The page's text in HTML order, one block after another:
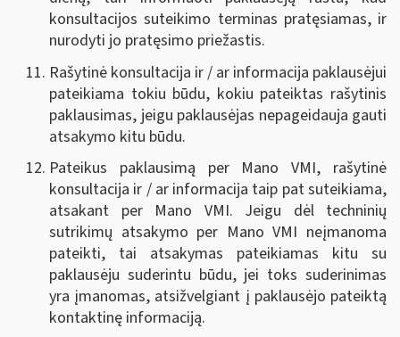
konsultacijos suteikimo terminas pratęsiamas, ir
nurodyti jo pratęsimo priežastis.
Rašytinė konsultacija ir / ar informacija paklausėjui
pateikiama tokiu būdu, kokiu pateiktas rašytinis
paklausimas, jeigu paklausėjas nepageidauja gauti
atsakymo kitu būdu.
Pateikus paklausimą per Mano VMI, rašytinė
konsultacija ir / ar informacija taip pat suteikiama,
atsakant per Mano VMI. Jeigu dėl techninių
sutrikimų atsakymo per Mano VMI neįmanoma
pateikti, tai atsakymas pateikiamas kitu su
paklausėju suderintu būdu, jei toks suderinimas
yra įmanomas, atsižvelgiant į paklausėjo pateiktą
kontaktinę informaciją.